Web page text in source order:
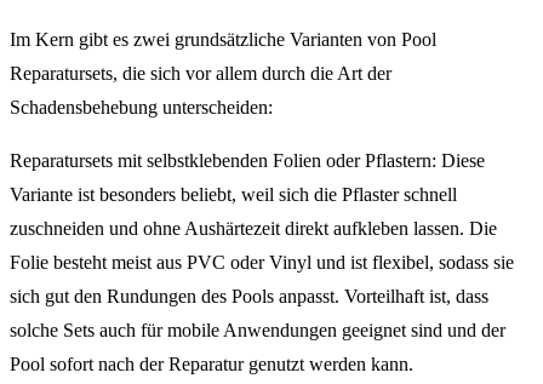
Im Kern gibt es zwei grundsätzliche Varianten von Pool
Reparatursets, die sich vor allem durch die Art der
Schadensbehebung unterscheiden:
Reparatursets mit selbstklebenden Folien oder Pflastern: Diese
Variante ist besonders beliebt, weil sich die Pflaster schnell
zuschneiden und ohne Aushärtezeit direkt aufkleben lassen. Die
Folie besteht meist aus PVC oder Vinyl und ist flexibel, sodass sie
sich gut den Rundungen des Pools anpasst. Vorteilhaft ist, dass
solche Sets auch für mobile Anwendungen geeignet sind und der
Pool sofort nach der Reparatur genutzt werden kann.